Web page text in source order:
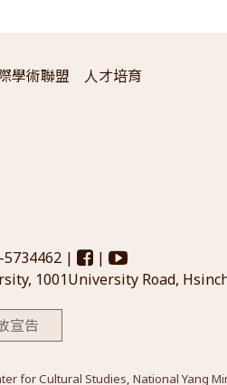
學術聯盟 人才培育
|
|
1001University Road,
宣告
for Cultural Studies, National Yang